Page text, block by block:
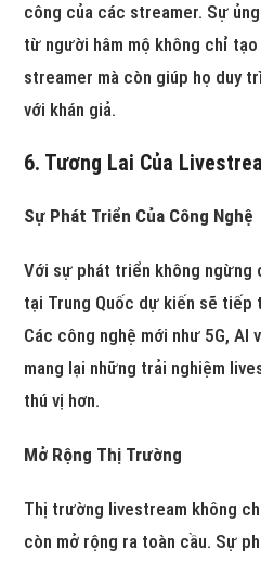
công của các streamer. Sự
từ người hâm mộ không chỉ
streamer mà còn giúp họ duy
với khán giả.
6. Tương Lai Của
Sự Phát Triển Của Công Nghệ
Với sự phát triển không ngừng
tại Trung Quốc dự kiến sẽ tiếp
Các công nghệ mới như 5G, AI
mang lại những trải nghiệm
thú vị hơn.
Mở Rộng Thị Trường
Thị trường livestream không
còn mở rộng ra toàn cầu. Sự